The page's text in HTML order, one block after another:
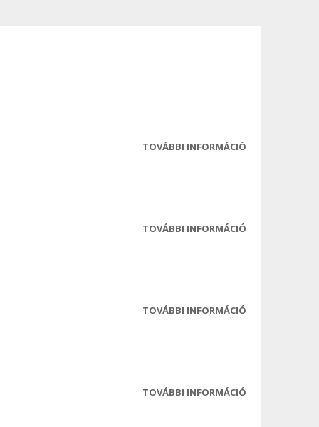
TOVÁBBI INFORMÁCIÓ
TOVÁBBI INFORMÁCIÓ
TOVÁBBI INFORMÁCIÓ
TOVÁBBI INFORMÁCIÓ